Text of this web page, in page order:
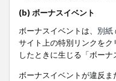
(b) ボーナスイベント
ボーナスイベントは、 別紙
サイト上の特別リンクを
したときに生じる「ボー
ボーナスイベントが違反